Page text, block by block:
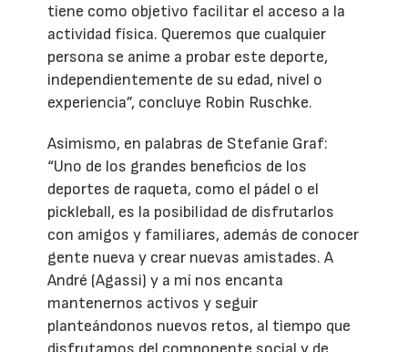
tiene como objetivo facilitar el acceso a la
actividad física. Queremos que cualquier
persona se anime a probar este deporte,
independientemente de su edad, nivel o
experiencia”, concluye Robin Ruschke.
Asimismo, en palabras de Stefanie Graf:
“Uno de los grandes beneficios de los
deportes de raqueta, como el pádel o el
pickleball, es la posibilidad de disfrutarlos
con amigos y familiares, además de conocer
gente nueva y crear nuevas amistades. A
André (Agassi) y a mí nos encanta
mantenernos activos y seguir
planteándonos nuevos retos, al tiempo que